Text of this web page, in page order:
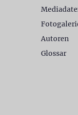
Autoren
Glossar